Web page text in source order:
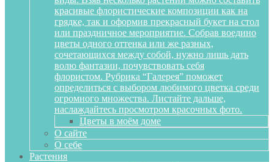
красивые флористические композиции как на
грядке, так и оформив прекрасный букет на стол
или праздничное мероприятие. Собрав воедино
цветы одного оттенка или же разных,
сочетающихся между собой, нужно лишь дать
волю фантазии, почувствовать себя
флористом. Рубрика “Галерея” поможет
определиться с выбором любимого цветка среди
огромного множества. Листайте дальше,
наслаждайтесь просмотром красочных фото.
Цветы в моём доме
О сайте
О себе
Растения